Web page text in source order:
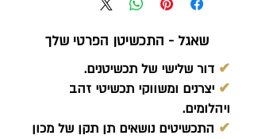
שאגל - התכשיטן הפרטי שלך
✔ דור שלישי של תכשיטנים.
✔ יצרנים ומשווקי תכשיטי זהב
ויהלומים.
✔ התכשיטים נושאים תן תקן של מכון